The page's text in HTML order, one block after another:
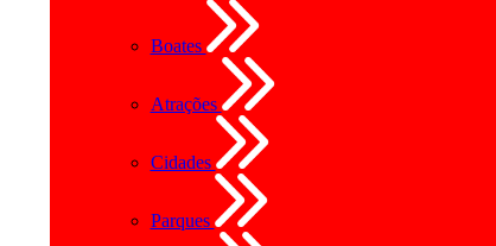
Boates
Atrações
Cidades
Parques